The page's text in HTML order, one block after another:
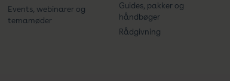
Events, webinarer og
temamøder
Guides, pakker og
håndbøger
Rådgivning